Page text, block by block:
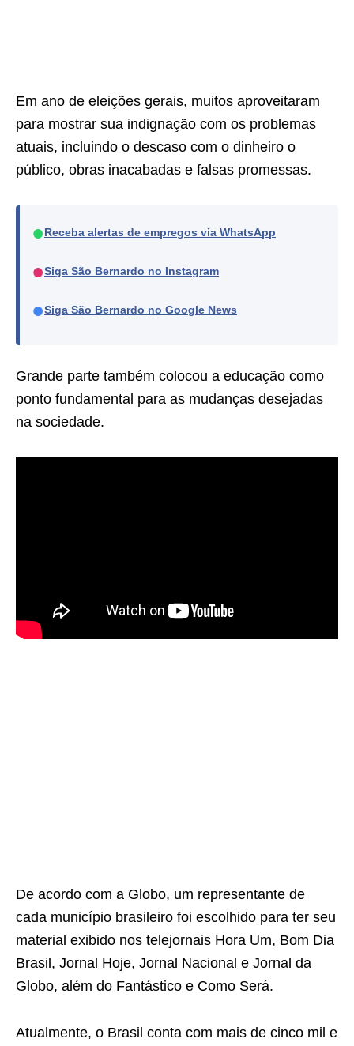
Em ano de eleições gerais, muitos aproveitaram
para mostrar sua indignação com os problemas
atuais, incluindo o descaso com o dinheiro o
público, obras inacabadas e falsas promessas.
● Receba alertas de empregos via WhatsApp
●Siga São Bernardo no Instagram
●Siga São Bernardo no Google News
Grande parte também colocou a educação como
ponto fundamental para as mudanças desejadas
na sociedade.
De acordo com a Globo, um representante de
cada município brasileiro foi escolhido para ter seu
material exibido nos telejornais Hora Um, Bom Dia
Brasil, Jornal Hoje, Jornal Nacional e Jornal da
Globo, além do Fantástico e Como Será.
Atualmente, o Brasil conta com mais de cinco mil e